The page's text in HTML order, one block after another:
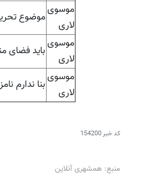
موسوی
لاری
موضوع
موسوی
لاری
باید فضای
موسوی
لاری
بنا ندارم
کد خبر154200
منبع: همشهری آنلاین